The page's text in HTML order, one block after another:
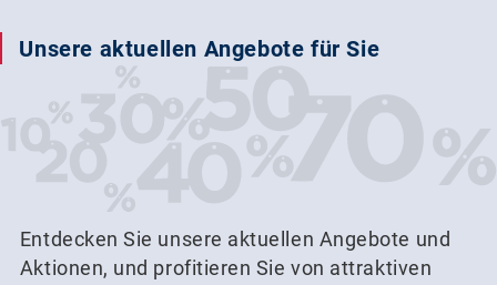
Unsere aktuellen Angebote für Sie
Entdecken Sie unsere aktuellen Angebote und
Aktionen, und profitieren Sie von attraktiven